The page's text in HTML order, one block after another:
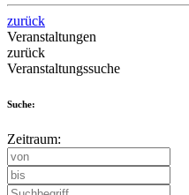
zurück
Veranstaltungen
zurück
Veranstaltungssuche
Suche:
Zeitraum: